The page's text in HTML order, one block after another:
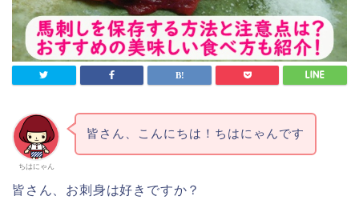
ちはにゃん
皆さん、こんにちは！ちはにゃんです
皆さん、お刺身は好きですか？